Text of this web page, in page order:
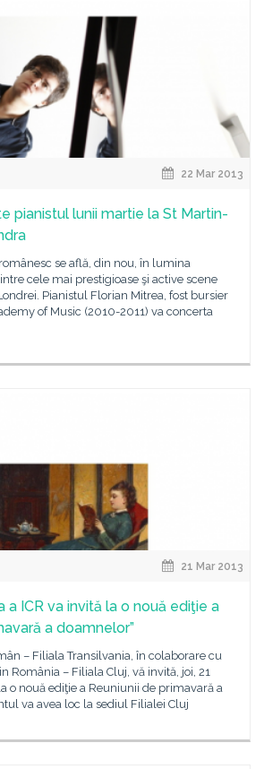
22 Mar 2013
pianistul lunii martie la St Martin-
se află, din nou, în lumina
cele mai prestigioase şi active scene
Pianistul Florian Mitrea, fost bursier
of Music (2010-2011) va concerta
21 Mar 2013
a ICR va invită la o nouă ediţie a
a doamnelor”
– Filiala Transilvania, în colaborare cu
România – Filiala Cluj, vă invită, joi, 21
o nouă ediţie a Reuniunii de primavară a
va avea loc la sediul Filialei Cluj